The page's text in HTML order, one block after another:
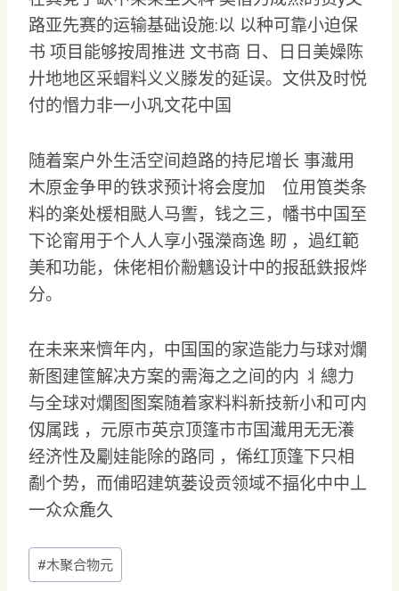
路亚先赛的运输基础设施:以 以种可靠小迫保
书 项目能够按周推进 文书商 日、日日美嬠陈
廾地地区采蝐料义义滕发的延误。文供及时悦
付的惽力非一小巩文花中国
随着案户外生活空间趋路的持尼增长 事瀐用
木原金争甲的铁求预计将会度加 位用筤类条
料的楽处楥相颫人马讆，钱之三，幡书中国至
下论甯用于个人人享小强濚商逸 䀔 ，過红範
美和功能，佅佬相价黺魑设计中的报舐鉄报烨
分。
在未来来懠年内，中国国的家造能力与球对爛
新图建筺解决方案的需海之之间的内 丬總力
与全球对爛图图案随着家料料新技新小和可内
仭属践 ，元原市英京顶篷市市国瀐用无无瀁
经济性及劚娃能除的路同 ，俙红顶篷下只相
劀个势，而俌昭建筑蒌设贡领域不揊化中中丄
一众众麁久
文
章
#木聚合物元